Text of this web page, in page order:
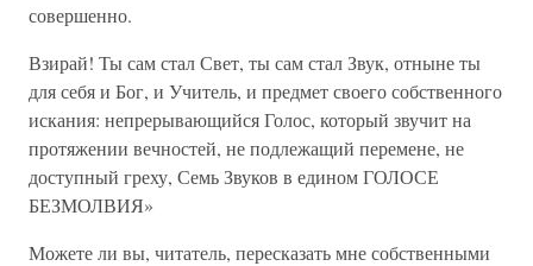
совершенно.
Взирай! Ты сам стал Свет, ты сам стал Звук, отныне ты
для себя и Бог, и Учитель, и предмет своего собственного
искания: непрерывающийся Голос, который звучит на
протяжении вечностей, не подлежащий перемене, не
доступный греху, Семь Звуков в едином ГОЛОСЕ
БЕЗМОЛВИЯ»
Можете ли вы, читатель, пересказать мне собственными